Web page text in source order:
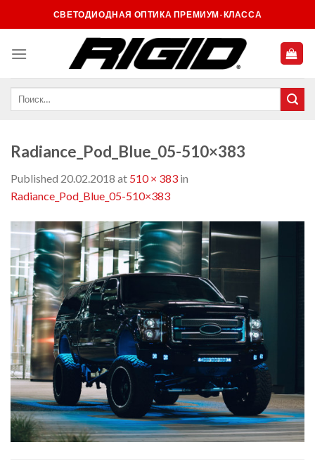
to
СВЕТОДИОДНАЯ ОПТИКА ПРЕМИУМ-КЛАССА
Radiance_Pod_Blue_05-510×383
Published 20.02.2018 at 510 × 383 in
Radiance_Pod_Blue_05-510×383